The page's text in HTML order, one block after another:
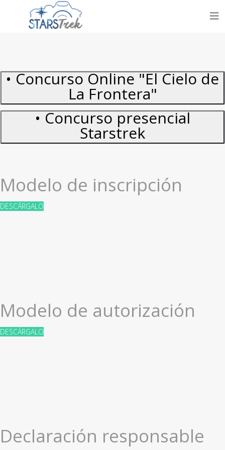
• Concurso Online "El Cielo de
La Frontera"
• Concurso presencial
Starstrek
Modelo de inscripción
DESCÁRGALO
Modelo de autorización
DESCÁRGALO
Declaración responsable